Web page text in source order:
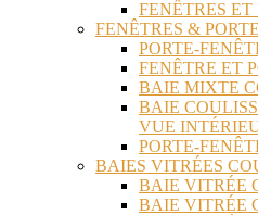
FENÊTRES ET
FENÊTRES &
PORTE-
FENÊTRE ET
BAIE MIXTE
BAIE
VUE
PORTE-
BAIES VITRÉES
BAIE VITRÉE
BAIE VITRÉE